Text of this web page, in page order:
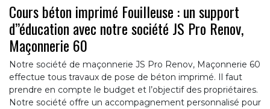
Cours béton imprimé Fouilleuse : un support
d’’éducation avec notre société JS Pro Renov,
Maçonnerie 60
Notre société de maçonnerie JS Pro Renov, Maçonnerie 60
effectue tous travaux de pose de béton imprimé. Il faut
prendre en compte le budget et l’objectif des propriétaires.
Notre société offre un accompagnement personnalisé pour